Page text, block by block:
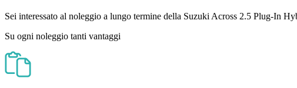
Sei interessato al noleggio a lungo termine della Suzuki Across 2.5 Plug-In
Su ogni noleggio tanti vantaggi